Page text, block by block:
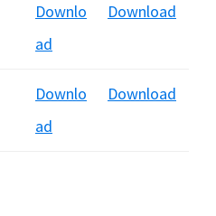
Downlo
ad
Download
Downlo
ad
Download